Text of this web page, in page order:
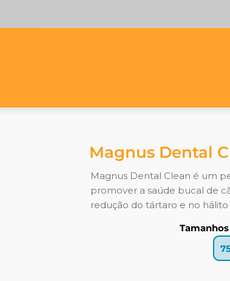
Magnus Dental
Magnus Dental Clean é um
promover a saúde bucal de
redução do tártaro e no hálito